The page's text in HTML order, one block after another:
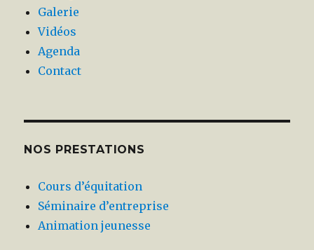
Galerie
Vidéos
Agenda
Contact
NOS PRESTATIONS
Cours d’équitation
Séminaire d’entreprise
Animation jeunesse